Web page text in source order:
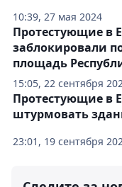
10:39, 27 мая 2024
15:05, 22 сентября
Протестующие в
заблокировали
площадь
23:01, 19 сентября
Протестующие в
штурмовать